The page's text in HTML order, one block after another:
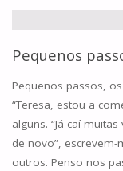
Pequenos
Pequenos passos,
“Teresa, estou a
alguns. “Já caí
de novo”,
outros. Penso nos